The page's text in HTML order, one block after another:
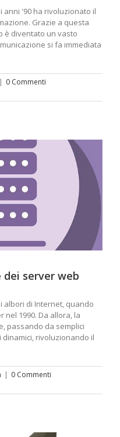
anni '90 ha rivoluzionato il
Grazie a questa
è diventato un vasto
si fa immediata
| 0 Commenti
dei server web
albori di Internet, quando
nel 1990. Da allora, la
passando da semplici
rivoluzionando il
| 0 Commenti